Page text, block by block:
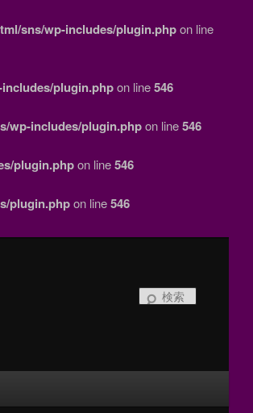
sns/wp-includes/plugin.phpon line
plugin.phpon line546
wp-includes/plugin.phpon line546
plugin.phpon line546
plugin.phpon line546